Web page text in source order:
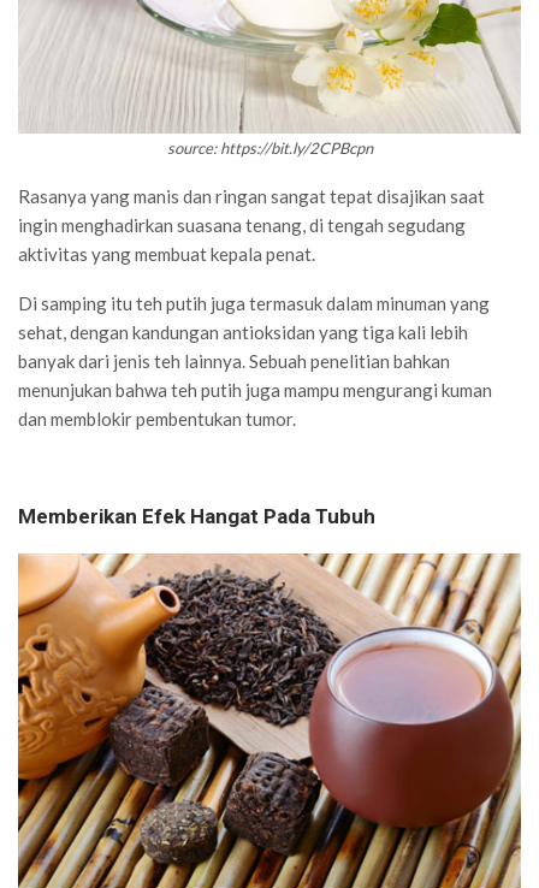
source: https://bit.ly/2CPBcpn
Rasanya yang manis dan ringan sangat tepat disajikan saat
ingin menghadirkan suasana tenang, di tengah segudang
aktivitas yang membuat kepala penat.
Di samping itu teh putih juga termasuk dalam minuman yang
sehat, dengan kandungan antioksidan yang tiga kali lebih
banyak dari jenis teh lainnya. Sebuah penelitian bahkan
menunjukan bahwa teh putih juga mampu mengurangi kuman
dan memblokir pembentukan tumor.
Memberikan Efek Hangat Pada Tubuh